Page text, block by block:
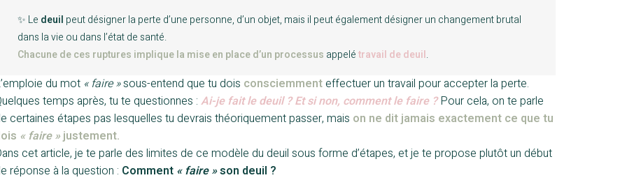
✨ Le deuil peut désigner la perte d’une personne, d’un objet, mais il peut également désigner un changement brutal
dans la vie ou dans l’état de santé.
Chacune de ces ruptures implique la mise en place d’un processus appelétravail de deuil.
du mot « faire »sous-entend que tu dois consciemmenteffectuer un travail pour accepter la perte.
temps après, tu te questionnes : Ai-je fait le deuil ? Et si non, comment le faire ?Pour cela, on te parle
certaines étapes pas lesquelles tu devrais théoriquement passer, mais on ne dit jamais exactement ce que tu
« faire »justement.
cet article, je te parle des limites de ce modèle du deuil sous forme d’étapes, et je te propose plutôt un début
réponse à la question : Comment « faire »son deuil ?